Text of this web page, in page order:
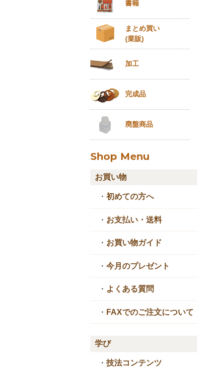
書籍
まとめ買い
(業販)
加工
完成品
廃盤商品
Shop Menu
お買い物
・ 初めての方へ
・ お支払い・送料
・ お買い物ガイド
・ 今月のプレゼント
・ よくある質問
・ FAXでのご注文について
学び
・ 技法コンテンツ